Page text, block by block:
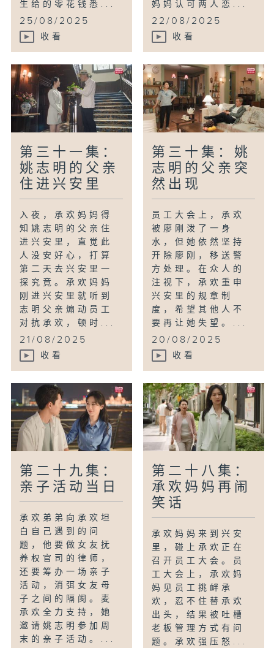
生给的零花钱悉...
25/08/2025
收看
妈妈认可两人恋...
22/08/2025
收看
第三十一集：
姚志明的父亲
住进兴安里
入夜，承欢妈妈得
知姚志明的父亲住
进兴安里，直觉此
人没安好心，打算
第二天去兴安里一
探究竟。承欢妈妈
刚进兴安里就听到
志明父亲煽动员工
对抗承欢，顿时...
21/08/2025
收看
第三十集：姚
志明的父亲突
然出现
员工大会上，承欢
被廖刚泼了一身
水，但她依然坚持
开除廖刚，移送警
方处理。在众人的
注视下，承欢重申
兴安里的规章制
度，希望其他人不
要再让她失望。...
20/08/2025
收看
第二十九集：
亲子活动当日
承欢弟弟向承欢坦
白自己遇到的问
题，他要做女友抚
养权官司的律师，
还要筹办一场亲子
活动，消弭女友母
子之间的隔阂。麦
承欢全力支持，她
邀请姚志明参加周
末的亲子活动。...
第二十八集：
承欢妈妈再闹
笑话
承欢妈妈来到兴安
里，碰上承欢正在
召开员工大会。员
工大会上，承欢妈
妈见员工挑衅承
欢，忍不住替承欢
出头，结果被吐槽
老板管理方式有问
题。承欢强压怒...